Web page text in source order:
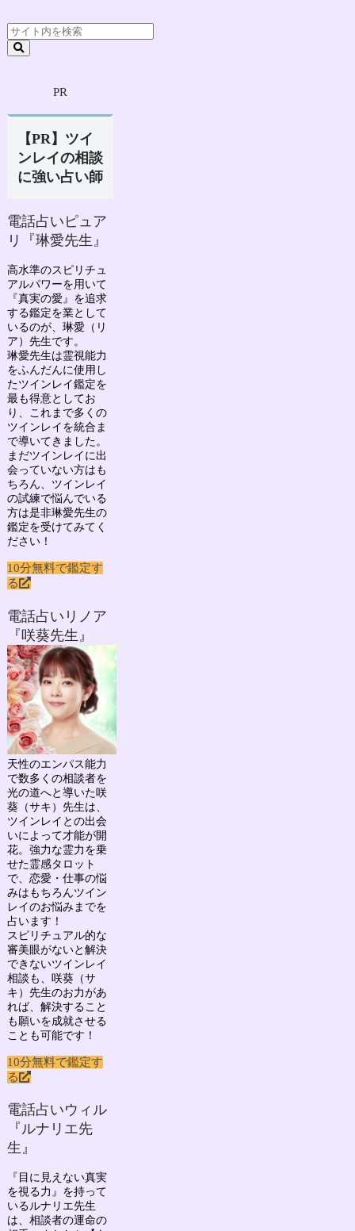
PR
【PR】ツイ
ンレイの相談
に強い占い師
電話占いピュア
リ『琳愛先生』
高水準のスピリチュ
アルパワーを用いて
『真実の愛』を追求
する鑑定を業として
いるのが、 琳愛（リ
ア）先生です。
琳愛先生は霊視能力
をふんだんに使用し
たツインレイ鑑定を
最も得意としてお
り、 これまで多くの
ツインレイを統合ま
で導いてきました。
まだツインレイに出
会っていない方はも
ちろん、ツインレイ
の試練で悩んでいる
方は是非琳愛先生の
鑑定を受けてみてく
ださい！
10分無料で鑑定す
る
電話占いリノア
『咲葵先生』
天性のエンパス能力
で数多くの相談者を
光の道へと導いた咲
葵（サキ）先生は、
ツインレイとの出会
いによって才能が開
花。強力な霊力を乗
せた霊感タロット
で、 恋愛・仕事の悩
みはもちろんツイン
レイのお悩みまでを
占います！
スピリチュアル的な
審美眼がないと解決
できないツインレイ
相談も、咲葵（サ
キ）先生のお力があ
れば、解決すること
も願いを成就させる
ことも可能です！
10分無料で鑑定す
る
電話占いウィル
『ルナリエ先
生』
『目に見えない真実
を視る力』を持って
いるルナリエ先生
は、相談者の運命の